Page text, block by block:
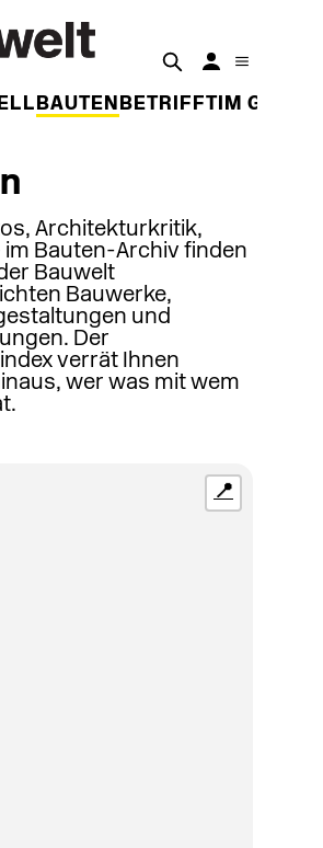
BAUTEN BETRIFFT IM
Architekturkritik,
im Bauten-Archiv finden
Bauwelt
Bauwerke,
und
Der
verrät Ihnen
wer was mit wem
📍